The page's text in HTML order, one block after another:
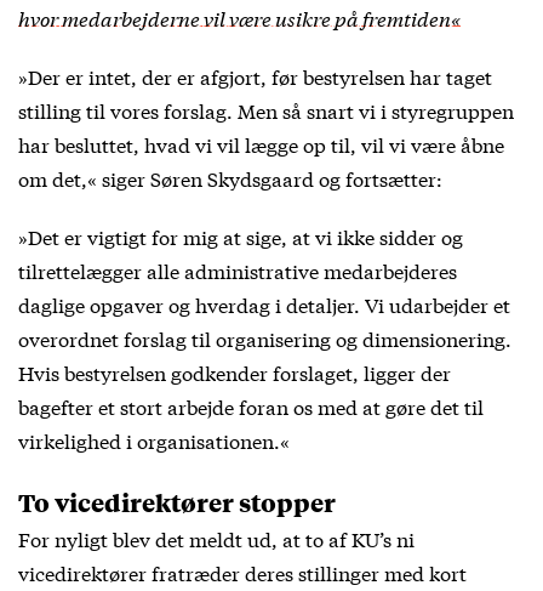
hvor medarbejderne vil være usikre på fremtiden«
»Der er intet, der er afgjort, før bestyrelsen har taget
stilling til vores forslag. Men så snart vi i styregruppen
har besluttet, hvad vi vil lægge op til, vil vi være åbne
om det,« siger Søren Skydsgaard og fortsætter:
»Det er vigtigt for mig at sige, at vi ikke sidder og
tilrettelægger alle administrative medarbejderes
daglige opgaver og hverdag i detaljer. Vi udarbejder et
overordnet forslag til organisering og dimensionering.
Hvis bestyrelsen godkender forslaget, ligger der
bagefter et stort arbejde foran os med at gøre det til
virkelighed i organisationen.«
To vicedirektører stopper
For nyligt blev det meldt ud, at to af KU’s ni
vicedirektører fratræder deres stillinger med kort